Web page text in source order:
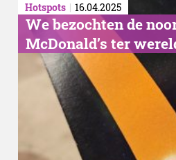
Hotspots 16.04.2025
We bezochten de
McDonald’s ter